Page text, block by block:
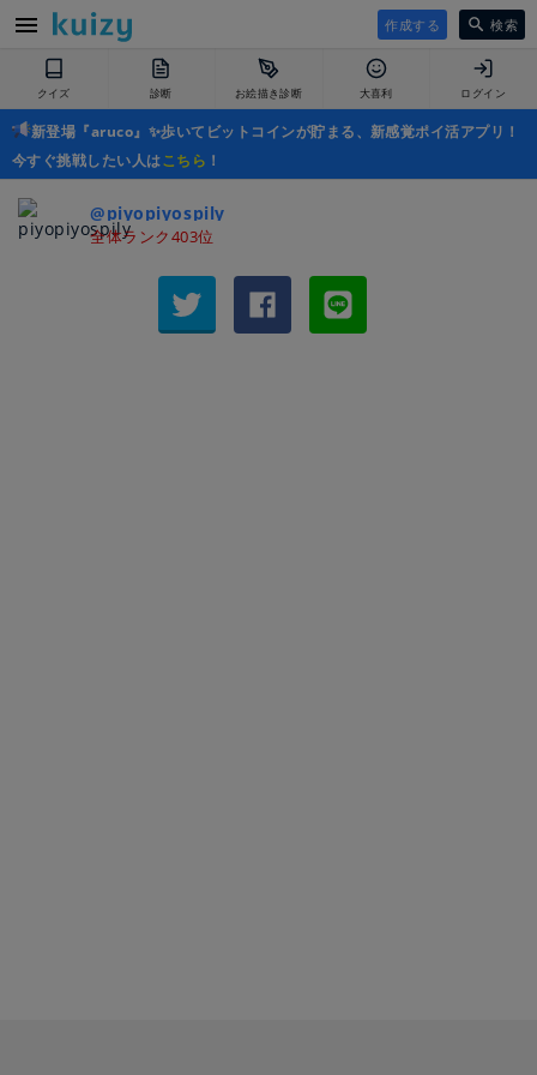
作成する 検索
クイズ 診断 お絵描き診断 大喜利 ログイン
新登場『aruco』✨歩いてビットコインが貯まる、新感覚ポイ活アプリ！
今すぐ挑戦したい人はこちら ！
@piyopiyospily
全体ランク403位